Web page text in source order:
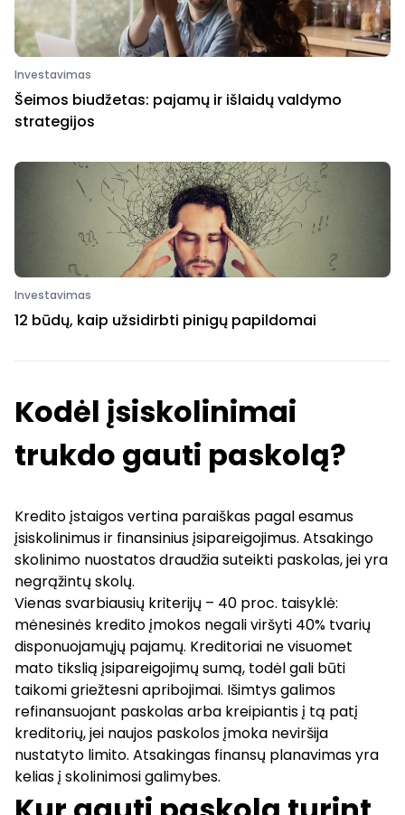
Investavimas
Šeimos biudžetas: pajamų ir išlaidų valdymo
strategijos
Investavimas
12 būdų, kaip užsidirbti pinigų papildomai
Kodėl įsiskolinimai
trukdo gauti paskolą?
Kredito įstaigos vertina paraiškas pagal esamus
įsiskolinimus ir finansinius įsipareigojimus. Atsakingo
skolinimo nuostatos draudžia suteikti paskolas, jei yra
negrąžintų skolų.
Vienas svarbiausių kriterijų – 40 proc. taisyklė:
mėnesinės kredito įmokos negali viršyti 40% tvarių
disponuojamųjų pajamų. Kreditoriai ne visuomet
mato tikslią įsipareigojimų sumą, todėl gali būti
taikomi griežtesni apribojimai. Išimtys galimos
refinansuojant paskolas arba kreipiantis į tą patį
kreditorių, jei naujos paskolos įmoka neviršija
nustatyto limito. Atsakingas finansų planavimas yra
kelias į skolinimosi galimybes.